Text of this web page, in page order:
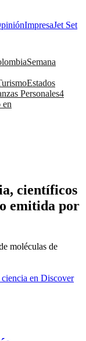
ImpresaJet Set
Semana
Estados
Personales4
en
científicos
emitida por
moléculas de
ciencia en Discover